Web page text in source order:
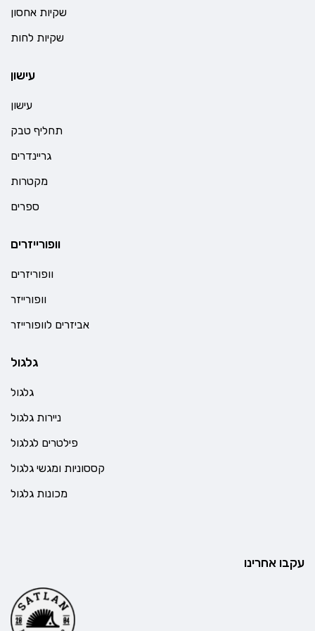
שקיות אחסון
שקיות לחות
עישון
עישון
תחליף טבק
גריינדרים
מקטרות
ספרים
וופורייזרים
וופוריזרים
וופורייזר
אביזרים לוופורייזר
גלגול
גלגול
ניירות גלגול
פילטרים לגלגול
קססוניות ומגשי גלגול
מכונות גלגול
עקבו אחרינו